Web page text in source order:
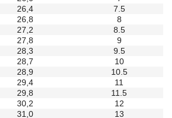
26,4
7.5
26,8
8
27,2
8.5
27,8
9
28,3
9.5
28,7
10
28,9
10.5
29,4
11
29,8
11.5
30,2
12
31,0
13